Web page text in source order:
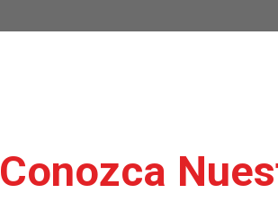
Conozca